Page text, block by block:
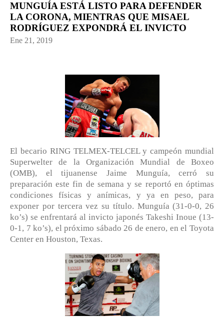
MUNGUÍA ESTÁ LISTO PARA DEFENDER
LA CORONA, MIENTRAS QUE MISAEL
RODRÍGUEZ EXPONDRÁ EL INVICTO
Ene 21, 2019
El becario RING TELMEX-TELCEL y campeón mundial
Superwelter de la Organización Mundial de Boxeo
(OMB), el tijuanense Jaime Munguía, cerró su
preparación este fin de semana y se reportó en óptimas
condiciones físicas y anímicas, y ya en peso, para
exponer por tercera vez su título. Munguía (31-0-0, 26
ko’s) se enfrentará al invicto japonés Takeshi Inoue (13-
0-1, 7 ko’s), el próximo sábado 26 de enero, en el Toyota
Center en Houston, Texas.